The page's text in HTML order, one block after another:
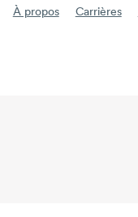
À propos Carrières